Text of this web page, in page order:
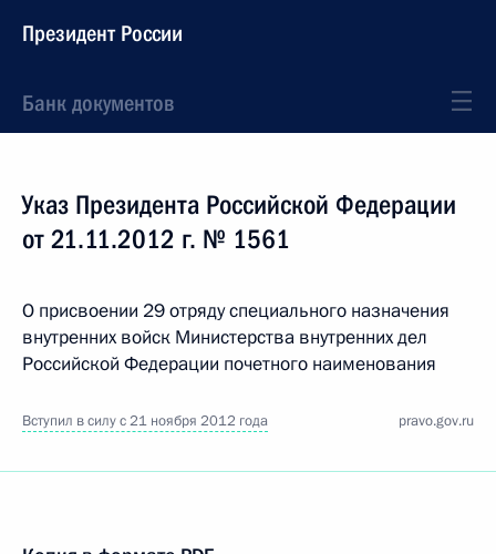
Президент России
Банк документов
Указ Президента Российской Федерации
от 21.11.2012 г. № 1561
О присвоении 29 отряду специального назначения
внутренних войск Министерства внутренних дел
Российской Федерации почетного наименования
Вступил в силу с 21 ноября 2012 года pravo.gov.ru